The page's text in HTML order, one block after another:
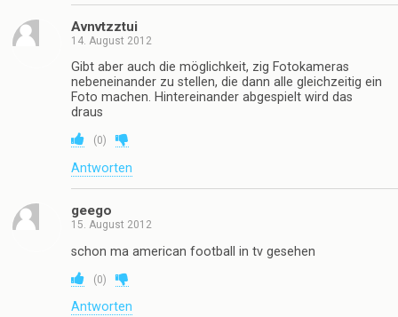
Avnvtzztui
14. August 2012
Gibt aber auch die möglichkeit, zig Fotokameras
nebeneinander zu stellen, die dann alle gleichzeitig ein
Foto machen. Hintereinander abgespielt wird das
draus
(0)
Antworten
geego
15. August 2012
schon ma american football in tv gesehen
(0)
Antworten